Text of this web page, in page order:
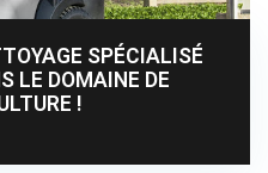
SPÉCIALISÉ
LE DOMAINE DE
!